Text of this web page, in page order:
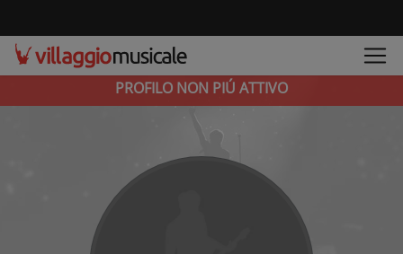
PROFILO NON PIÚ ATTIVO